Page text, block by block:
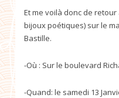
Et me voilà donc de
bijoux poétiques) sur le
Bastille.
-Où : Sur le boulevard
-Quand: le samedi 13